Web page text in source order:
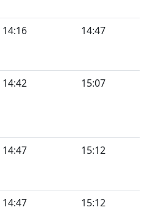
14:16 14:47
14:42 15:07
14:47 15:12
14:47 15:12